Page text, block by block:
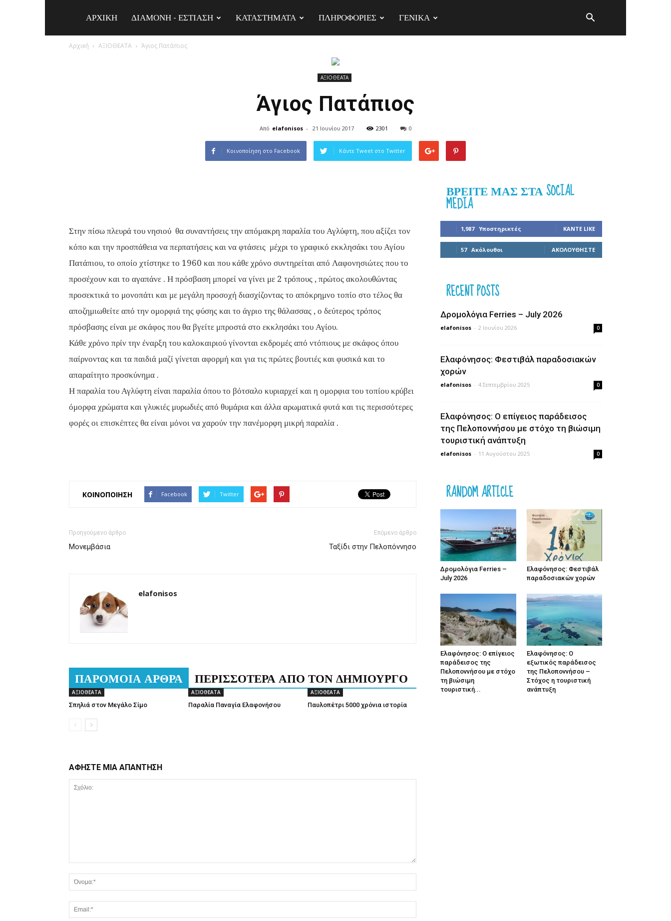
Elafonisos.Gr
ΑΡΧΙΚΗ ΔΙΑΜΟΝΗ – ΕΣΤΙΑΣΗ ΚΑΤΑΣΤΗΜΑΤΑ ΠΛΗΡΟΦΟΡΙΕΣ ΓΕΝΙΚΆ
Αρχική ΑΞΙΟΘΕΑΤΑ Άγιος Πατάπιος
ΑΞΙΟΘΕΑΤΑ
Άγιος Πατάπιος
Από elafonisos - 21 Ιουνίου 2017 2301 0
Κοινοποίηση στο Facebook Κάντε Tweet στο Twitter
Στην πίσω πλευρά του νησιού θα συναντήσεις την απόμακρη παραλία του Αγλύφτη, που αξίζει τον
κόπο και την προσπάθεια να περπατήσεις και να φτάσεις μέχρι το γραφικό εκκλησάκι του Αγίου
Πατάπιου, το οποίο χτίστηκε το 1960 και που κάθε χρόνο συντηρείται από Λαφονησιώτες που το
προσέχουν και το αγαπάνε . Η πρόσβαση μπορεί να γίνει με 2 τρόπους , πρώτος ακολουθώντας
προσεκτικά το μονοπάτι και με μεγάλη προσοχή διασχίζοντας το απόκρημνο τοπίο στο τέλος θα
αποζημιωθείτε από την ομορφιά της φύσης και το άγριο της θάλασσας , ο δεύτερος τρόπος
πρόσβασης είναι με σκάφος που θα βγείτε μπροστά στο εκκλησάκι του Αγίου.
Κάθε χρόνο πρίν την έναρξη του καλοκαιριού γίνονται εκδρομές από ντόπιους με σκάφος όπου
παίρνοντας και τα παιδιά μαζί γίνεται αφορμή και για τις πρώτες βουτιές και φυσικά και το
απαραίτητο προσκύνημα .
Η παραλία του Αγλύφτη είναι παραλία όπου το βότσαλο κυριαρχεί και η ομορφια του τοπίου κρύβει
όμορφα χρώματα και γλυκιές μυρωδιές από θυμάρια και άλλα αρωματικά φυτά και τις περισσότερες
φορές οι επισκέπτες θα είναι μόνοι να χαρούν την πανέμορφη μικρή παραλία .
ΚΟΙΝΟΠΟΙΗΣΗ Facebook Twitter
Προηγούμενο άρθρο
Μονεμβάσια
Επόμενο άρθρο
Ταξίδι στην Πελοπόννησο
elafonisos
ΠΑΡΟΜΟΙΑ ΑΡΘΡΑ ΠΕΡΙΣΣΟΤΕΡΑ ΑΠΟ ΤΟΝ ΔΗΜΙΟΥΡΓΟ
ΑΞΙΟΘΕΑΤΑ
Σπηλιά στον Μεγάλο Σίμο
ΑΞΙΟΘΕΑΤΑ
Παραλία Παναγία Ελαφονήσου
ΑΞΙΟΘΕΑΤΑ
Παυλοπέτρι 5000 χρόνια ιστορία
ΑΦΗΣΤΕ ΜΙΑ ΑΠΑΝΤΗΣΗ
ΒΡΕΊΤΕ ΜΑΣ ΣΤΑ SOCIAL
MEDIA
1,987 Υποστηρικτές ΚΆΝΤΕ LIKE
57 Ακόλουθοι ΑΚΟΛΟΥΘΉΣΤΕ
RECENT POSTS
Δρομολόγια Ferries – July 2026
elafonisos - 2 Ιουνίου 2026 0
Ελαφόνησος: Φεστιβάλ παραδοσιακών
χορών
elafonisos - 4 Σεπτεμβρίου 2025 0
Ελαφόνησος: Ο επίγειος παράδεισος
της Πελοποννήσου με στόχο τη βιώσιμη
τουριστική ανάπτυξη
elafonisos - 11 Αυγούστου 2025 0
RANDOM ARTICLE
Δρομολόγια Ferries –
July 2026
Ελαφόνησος: Φεστιβάλ
παραδοσιακών χορών
Ελαφόνησος: Ο επίγειος
παράδεισος της
Πελοποννήσου με στόχο
τη βιώσιμη
τουριστική...
Ελαφόνησος: Ο
εξωτικός παράδεισος
της Πελοποννήσου –
Στόχος η τουριστική
ανάπτυξη